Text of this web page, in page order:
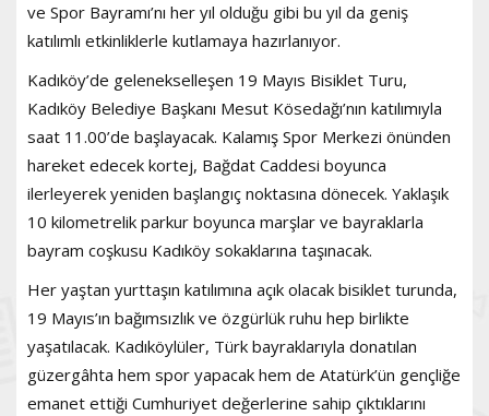
ve Spor Bayramı’nı her yıl olduğu gibi bu yıl da geniş
katılımlı etkinliklerle kutlamaya hazırlanıyor.
Kadıköy’de gelenekselleşen 19 Mayıs Bisiklet Turu,
Kadıköy Belediye Başkanı Mesut Kösedağı’nın katılımıyla
saat 11.00’de başlayacak. Kalamış Spor Merkezi önünden
hareket edecek kortej, Bağdat Caddesi boyunca
ilerleyerek yeniden başlangıç noktasına dönecek. Yaklaşık
10 kilometrelik parkur boyunca marşlar ve bayraklarla
bayram coşkusu Kadıköy sokaklarına taşınacak.
Her yaştan yurttaşın katılımına açık olacak bisiklet turunda,
19 Mayıs’ın bağımsızlık ve özgürlük ruhu hep birlikte
yaşatılacak. Kadıköylüler, Türk bayraklarıyla donatılan
güzergâhta hem spor yapacak hem de Atatürk’ün gençliğe
emanet ettiği Cumhuriyet değerlerine sahip çıktıklarını